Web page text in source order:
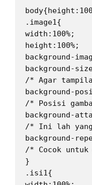
.image1{
width:100%;
height:100%;
background-
background-
/* Agar
background-
/* Posisi
background-
/* Ini lah yang
background-
/* Cocok
}
.isi1{